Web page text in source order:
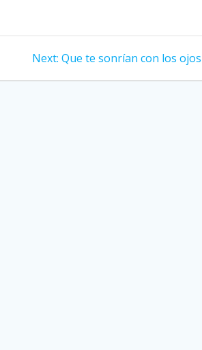
Next: Next
Que te sonrían con los ojos